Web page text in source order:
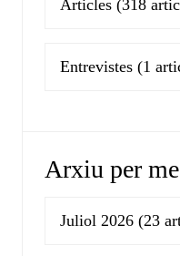
Articles (318
Entrevistes (1
Arxiu per
Juliol 2026 (23